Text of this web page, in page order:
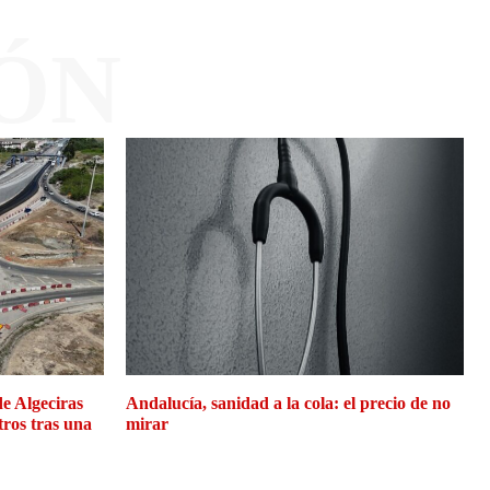
Algeciras
tras una
Andalucía, sanidad a la cola: el precio de no
mirar